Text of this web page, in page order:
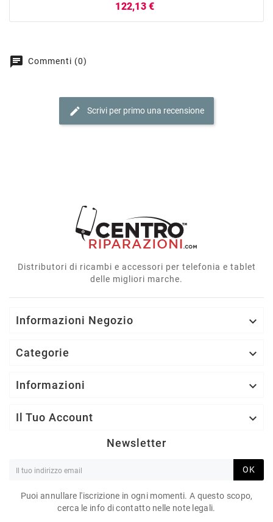
122,13 €
chat Commenti (0)
edit Scrivi per primo una recensione
Distributori di ricambi e accessori per telefonia e tablet
delle migliori marche.
Informazioni Negozio 
Categorie 
Informazioni 
Il Tuo Account 
Newsletter
OK
Puoi annullare l'iscrizione in ogni momenti. A questo scopo,
cerca le info di contatto nelle note legali.